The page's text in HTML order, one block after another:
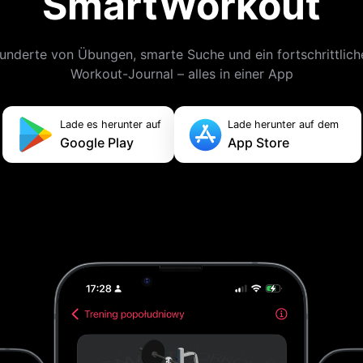
von Übungen, smarte Suche und ein
Workout-Journal – alles in einer App
Lade es herunter auf
Google Play
Lade herunter auf dem
App Store